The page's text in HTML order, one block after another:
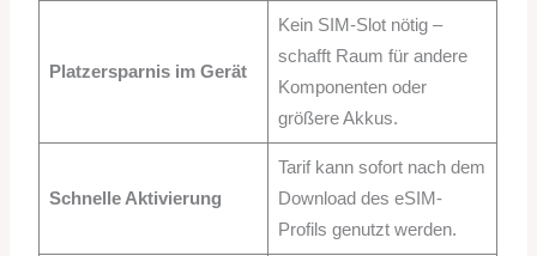
Platzersparnis im Gerät
Kein SIM-Slot nötig –
schafft Raum für andere
Komponenten oder
größere Akkus.
Schnelle Aktivierung
Tarif kann sofort nach dem
Download des eSIM-
Profils genutzt werden.